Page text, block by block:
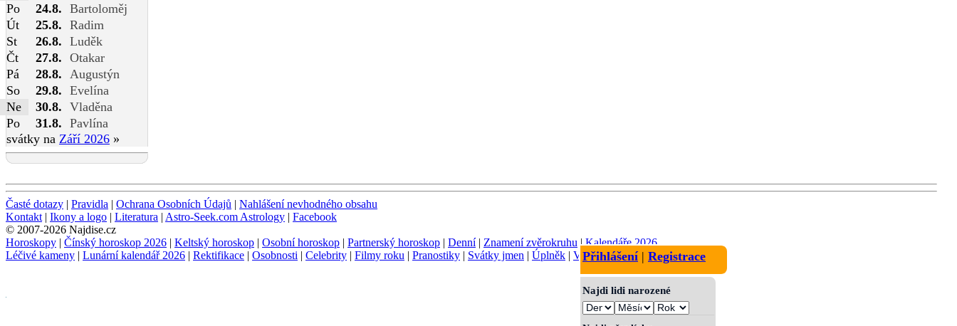
Po
24.8. Bartoloměj
Út
25.8. Radim
St
26.8. Luděk
Čt
27.8. Otakar
Pá
28.8.
Augustýn
So
29.8. Evelína
Ne
30.8. Vladěna
Po
31.8. Pavlína
svátky na Září 2026 »
Přihlášení| Registrace
Najdi lidi narozené
Časté dotazy | Pravidla | Ochrana Osobních Údajů | Nahlášení nevhodného obsahu
Kontakt | Ikony a logo | Literatura | Astro-Seek.com Astrology | Facebook
© 2007-2026 Najdise.cz
Horoskopy | Čínský horoskop 2026 | Keltský horoskop | Osobní horoskop | Partnerský horoskop | Denní| Znamení zvěrokruhu | Kalendáře 2026
Léčivé kameny | Lunární kalendář 2026 | Rektifikace | Osobnosti | Celebrity | Filmy roku | Pranostiky | Svátky jmen | Úplněk | Význam jmen